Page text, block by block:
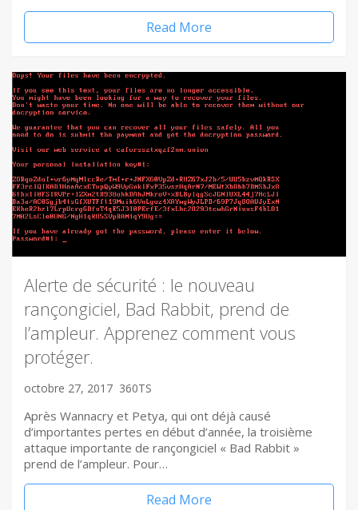
Read More
Alerte de sécurité : le nouveau
rançongiciel, Bad Rabbit, prend de
l’ampleur. Apprenez comment vous
protéger.
octobre 27, 2017 360TS
Après Wannacry et Petya, qui ont déjà causé
d’importantes pertes en début d’année, la troisième
attaque importante de rançongiciel « Bad Rabbit »
prend de l’ampleur. Pour…
Read More